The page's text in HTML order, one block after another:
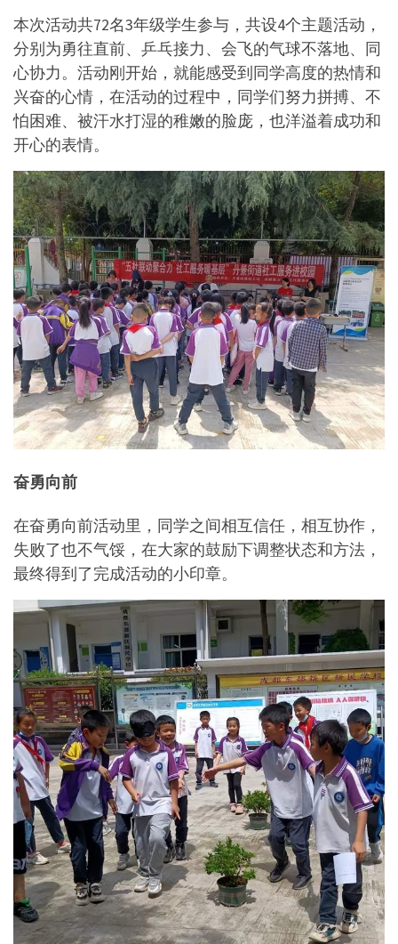
本次活动共72名3年级学生参与，共设4个主题活动，
分别为勇往直前、乒乓接力、会飞的气球不落地、同
心协力。活动刚开始，就能感受到同学高度的热情和
兴奋的心情，在活动的过程中，同学们努力拼搏、不
怕困难、被汗水打湿的稚嫩的脸庞，也洋溢着成功和
开心的表情。
奋勇向前
在奋勇向前活动里，同学之间相互信任，相互协作，
失败了也不气馁，在大家的鼓励下调整状态和方法，
最终得到了完成活动的小印章。